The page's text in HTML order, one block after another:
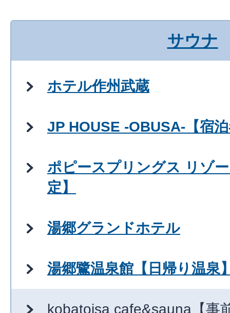
サウナ
ホテル作州武蔵
JP HOUSE -OBUSA-【宿
ポピースプリングス リゾ
定】
湯郷グランドホテル
湯郷鷺温泉館【日帰り温泉
kobatoisa cafe&sauna【事